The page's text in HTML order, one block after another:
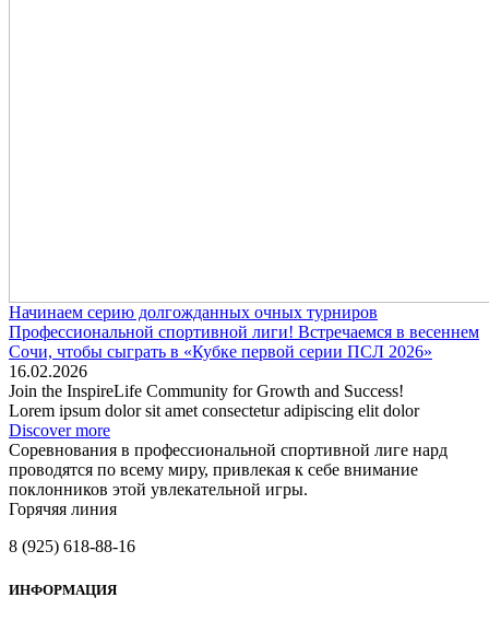
Начинаем серию долгожданных очных турниров
Профессиональной спортивной лиги! Встречаемся в весеннем
Сочи, чтобы сыграть в «Кубке первой серии ПСЛ 2026»
16.02.2026
Join the InspireLife Community for Growth and Success!
Lorem ipsum dolor sit amet consectetur adipiscing elit dolor
Discover more
Соревнования в профессиональной спортивной лиге нард
проводятся по всему миру, привлекая к себе внимание
поклонников этой увлекательной игры.
Горячяя линия
8 (925) 618-88-16
ИНФОРМАЦИЯ